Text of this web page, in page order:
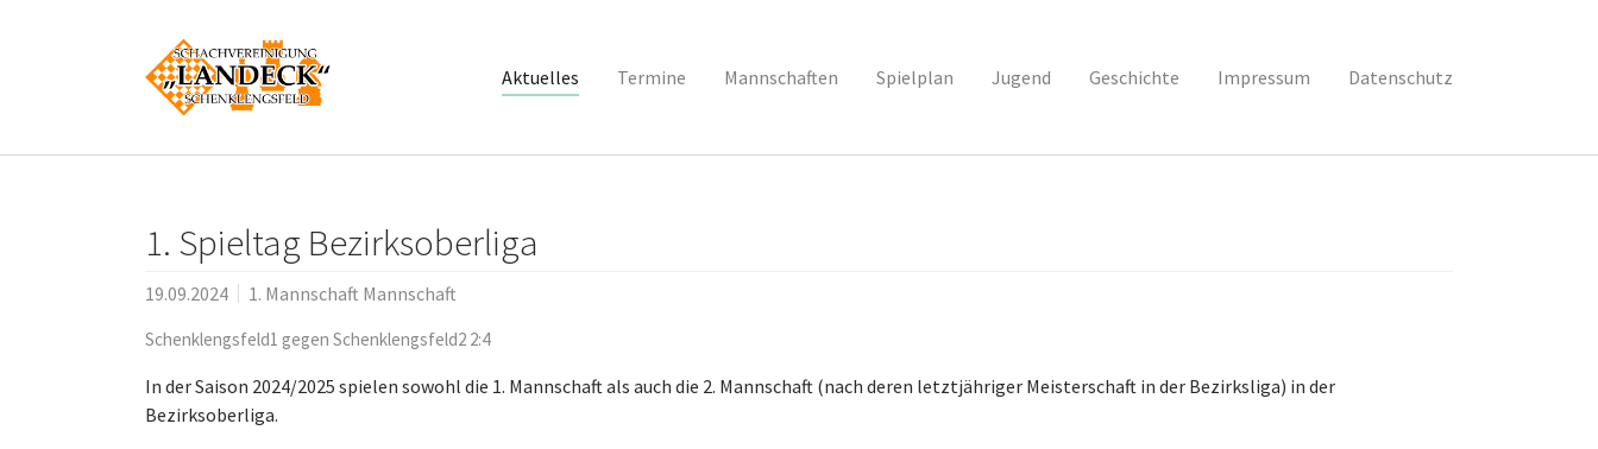
Aktuelles (current)
Termine Mannschaften Spielplan Jugend Geschichte Impressum Datenschutz
1. Spieltag Bezirksoberliga
19.09.2024 1. Mannschaft Mannschaft
Schenklengsfeld1 gegen Schenklengsfeld2 2:4
In der Saison 2024/2025 spielen sowohl die 1. Mannschaft als auch die 2. Mannschaft (nach deren letztjähriger Meisterschaft in der Bezirksliga) in der
Bezirksoberliga.